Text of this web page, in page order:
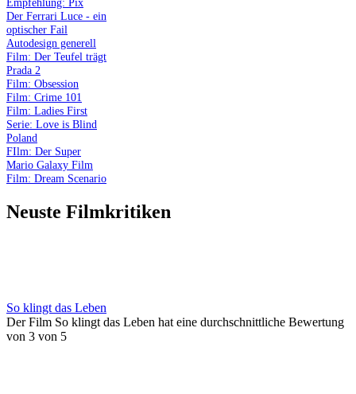
Der Ferrari Luce - ein
optischer Fail
Autodesign generell
Film: Der Teufel trägt
Prada 2
Film: Obsession
Film: Crime 101
Film: Ladies First
Serie: Love is Blind
Poland
FIlm: Der Super
Mario Galaxy Film
Film: Dream Scenario
Neuste Filmkritiken
So klingt das Leben
Der Film So klingt das Leben hat eine durchschnittliche Bewertung
von 3 von 5